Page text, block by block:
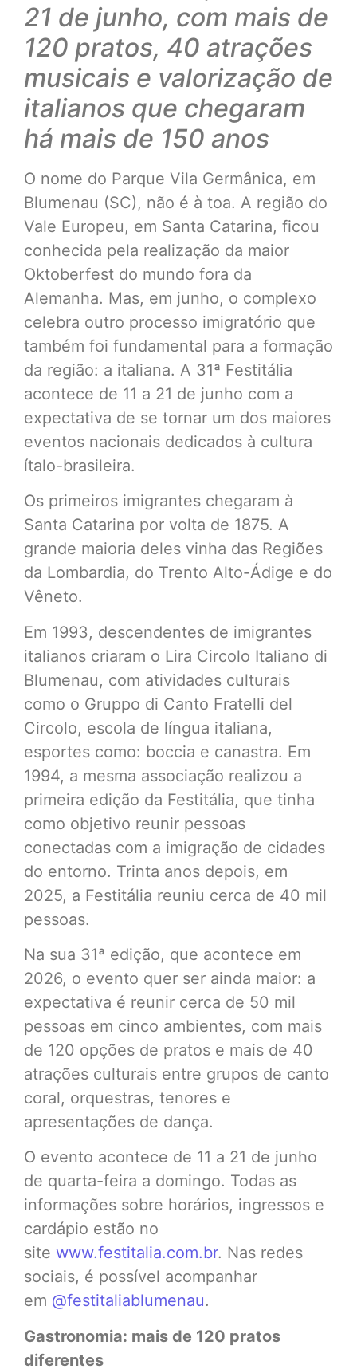
21 de junho, com mais de
120 pratos, 40 atrações
musicais e valorização de
italianos que chegaram
há mais de 150 anos
O nome do Parque Vila Germânica, em
Blumenau (SC), não é à toa. A região do
Vale Europeu, em Santa Catarina, ficou
conhecida pela realização da maior
Oktoberfest do mundo fora da
Alemanha. Mas, em junho, o complexo
celebra outro processo imigratório que
também foi fundamental para a formação
da região: a italiana. A 31ª Festitália
acontece de 11 a 21 de junho com a
expectativa de se tornar um dos maiores
eventos nacionais dedicados à cultura
ítalo-brasileira.
Os primeiros imigrantes chegaram à
Santa Catarina por volta de 1875. A
grande maioria deles vinha das Regiões
da Lombardia, do Trento Alto-Ádige e do
Vêneto.
Em 1993, descendentes de imigrantes
italianos criaram o Lira Circolo Italiano di
Blumenau, com atividades culturais
como o Gruppo di Canto Fratelli del
Circolo, escola de língua italiana,
esportes como: boccia e canastra. Em
1994, a mesma associação realizou a
primeira edição da Festitália, que tinha
como objetivo reunir pessoas
conectadas com a imigração de cidades
do entorno. Trinta anos depois, em
2025, a Festitália reuniu cerca de 40 mil
pessoas.
Na sua 31ª edição, que acontece em
2026, o evento quer ser ainda maior: a
expectativa é reunir cerca de 50 mil
pessoas em cinco ambientes, com mais
de 120 opções de pratos e mais de 40
atrações culturais entre grupos de canto
coral, orquestras, tenores e
apresentações de dança.
O evento acontece de 11 a 21 de junho
de quarta-feira a domingo. Todas as
informações sobre horários, ingressos e
cardápio estão no
site www.festitalia.com.br. Nas redes
sociais, é possível acompanhar
em @festitaliablumenau.
Gastronomia: mais de 120 pratos
diferentes